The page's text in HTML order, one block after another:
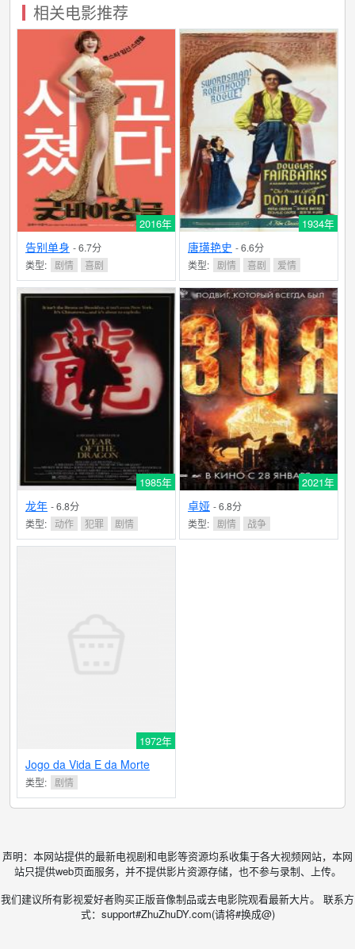
相关电影推荐
2016年
告别单身 - 6.7分
类型: 剧情 喜剧
1934年
唐璜艳史 - 6.6分
类型: 剧情 喜剧 爱情
1985年
龙年 - 6.8分
类型:
动作 犯罪 剧情
2021年
卓娅 - 6.8分
类型: 剧情 战争
1972年
Jogo da Vida E da Morte
类型: 剧情
声明：本网站提供的最新电视剧和电影等资源均系收集于各大视频网站，本网
站只提供web页面服务，并不提供影片资源存储，也不参与录制、上传。
我们建议所有影视爱好者购买正版音像制品或去电影院观看最新大片。 联系方
式：support#ZhuZhuDY.com(请将#换成@)